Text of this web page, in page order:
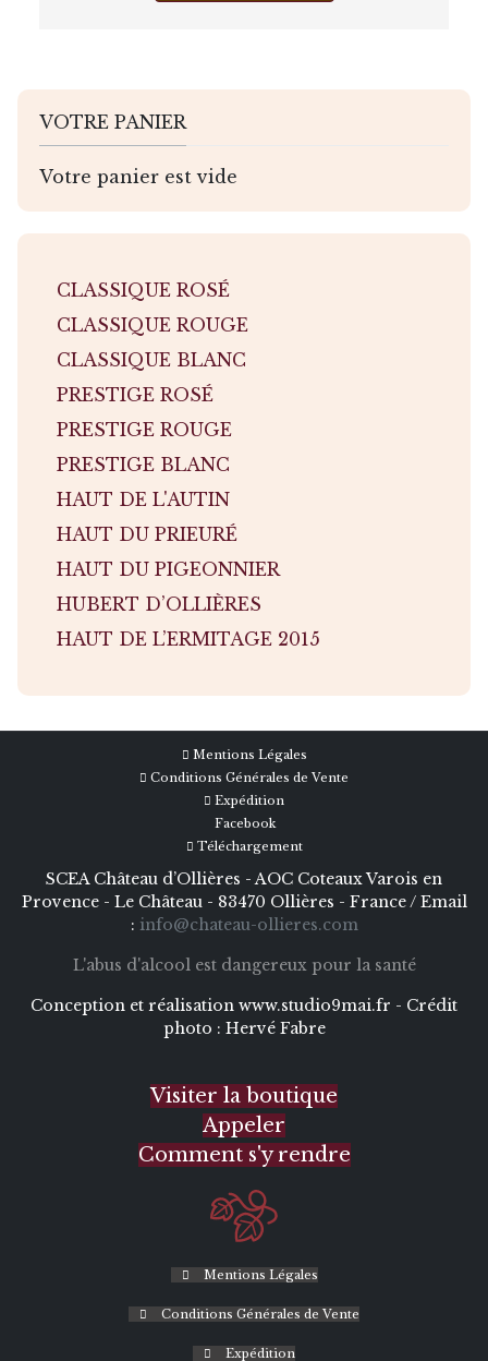
VOTRE PANIER
Votre panier est vide
CLASSIQUE ROSÉ
CLASSIQUE ROUGE
CLASSIQUE BLANC
PRESTIGE ROSÉ
PRESTIGE ROUGE
PRESTIGE BLANC
HAUT DE L'AUTIN
HAUT DU PRIEURÉ
HAUT DU PIGEONNIER
HUBERT D’OLLIÈRES
HAUT DE L’ERMITAGE 2015
Mentions Légales
Conditions Générales de Vente
Expédition
Facebook
Téléchargement
SCEA Château d’Ollières - AOC Coteaux Varois en
Provence - Le Château - 83470 Ollières - France / Email
: info@chateau-ollieres.com
L'abus d'alcool est dangereux pour la santé
Conception et réalisation www.studio9mai.fr - Crédit
photo : Hervé Fabre
Visiter la boutique
Appeler
Comment s'y rendre
Mentions Légales
Conditions Générales de Vente
Expédition